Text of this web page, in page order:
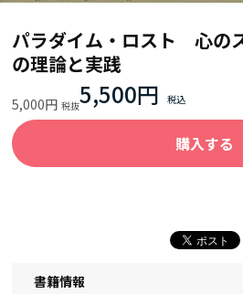
パラダイム・ロスト 心の
の理論と実践
5,000円 5,500円
購入する
書籍情報